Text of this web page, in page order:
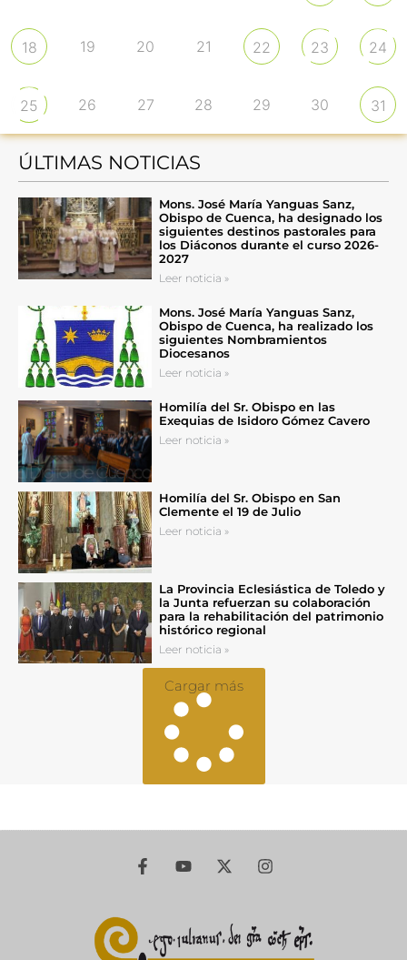
18 19 20 21 22 23 24
25 26 27 28 29 30 31
ÚLTIMAS NOTICIAS
Mons. José María Yanguas Sanz,
Obispo de Cuenca, ha designado los
siguientes destinos pastorales para
los Diáconos durante el curso 2026-
2027
Leer noticia »
Mons. José María Yanguas Sanz,
Obispo de Cuenca, ha realizado los
siguientes Nombramientos
Diocesanos
Leer noticia »
Homilía del Sr. Obispo en las
Exequias de Isidoro Gómez Cavero
Leer noticia »
Homilía del Sr. Obispo en San
Clemente el 19 de Julio
Leer noticia »
La Provincia Eclesiástica de Toledo y
la Junta refuerzan su colaboración
para la rehabilitación del patrimonio
histórico regional
Leer noticia »
Cargar más